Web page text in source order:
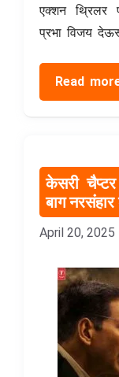
एक्शन थ्रिलर
प्रभा विजय
Read
केसरी
बाग
April 20, 2025